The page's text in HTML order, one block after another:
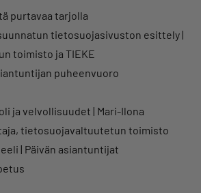
purtavaa tarjolla
tietosuojasivuston esittely |
toimisto ja TIEKE
puheenvuoro
ja velvollisuudet | Mari-Ilona
tietosuojavaltuutetun toimisto
| Päivän asiantuntijat